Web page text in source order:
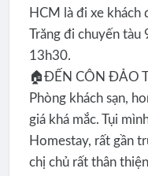
HCM là đi xe khách
Trăng đi chuyến tàu
13h30.
🏠ĐẾN CÔN ĐẢO
Phòng khách sạn,
giá khá mắc. Tụi
Homestay, rất gần
chị chủ rất thân